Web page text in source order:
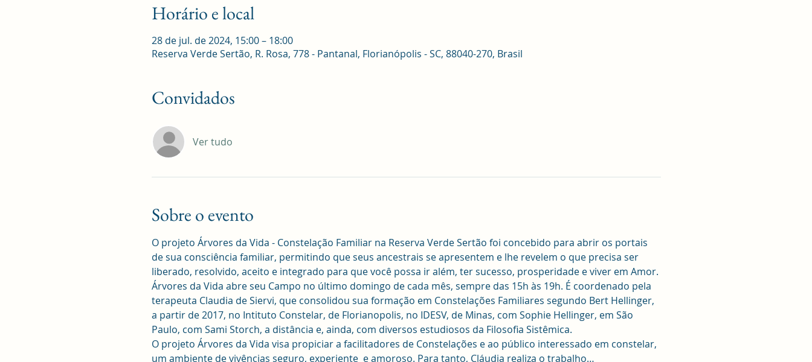
Horário e local
28 de jul. de 2024, 15:00 – 18:00
Reserva Verde Sertão, R. Rosa, 778 - Pantanal, Florianópolis - SC, 88040-270, Brasil
Convidados
Ver tudo
Sobre o evento
O projeto Árvores da Vida - Constelação Familiar na Reserva Verde Sertão foi concebido para abrir os portais
de sua consciência familiar, permitindo que seus ancestrais se apresentem e lhe revelem o que precisa ser
liberado, resolvido, aceito e integrado para que você possa ir além, ter sucesso, prosperidade e viver em Amor.
Árvores da Vida abre seu Campo no último domingo de cada mês, sempre das 15h às 19h. É coordenado pela
terapeuta Claudia de Siervi, que consolidou sua formação em Constelações Familiares segundo Bert Hellinger,
a partir de 2017, no Intituto Constelar, de Florianopolis, no IDESV, de Minas, com Sophie Hellinger, em São
Paulo, com Sami Storch, a distância e, ainda, com diversos estudiosos da Filosofia Sistêmica.
O projeto Árvores da Vida visa propiciar a facilitadores de Constelações e ao público interessado em constelar,
um ambiente de vivências seguro, experiente  e amoroso. Para tanto, Cláudia realiza o trabalho…